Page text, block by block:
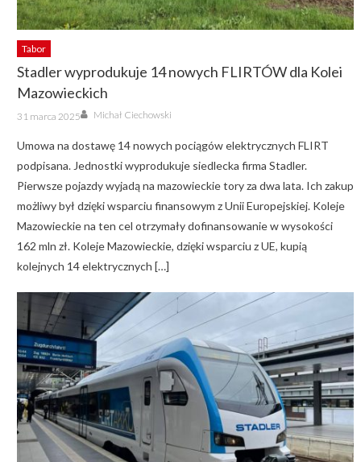
Tabor
Stadler wyprodukuje 14 nowych FLIRTÓW dla Kolei
Mazowieckich
Posted
on
31 marca 2025 Author
Michał Ciechowski
Umowa na dostawę 14 nowych pociągów elektrycznych FLIRT
podpisana. Jednostki wyprodukuje siedlecka firma Stadler.
Pierwsze pojazdy wyjadą na mazowieckie tory za dwa lata. Ich zakup
możliwy był dzięki wsparciu finansowym z Unii Europejskiej. Koleje
Mazowieckie na ten cel otrzymały dofinansowanie w wysokości
162 mln zł. Koleje Mazowieckie, dzięki wsparciu z UE, kupią
kolejnych 14 elektrycznych […]